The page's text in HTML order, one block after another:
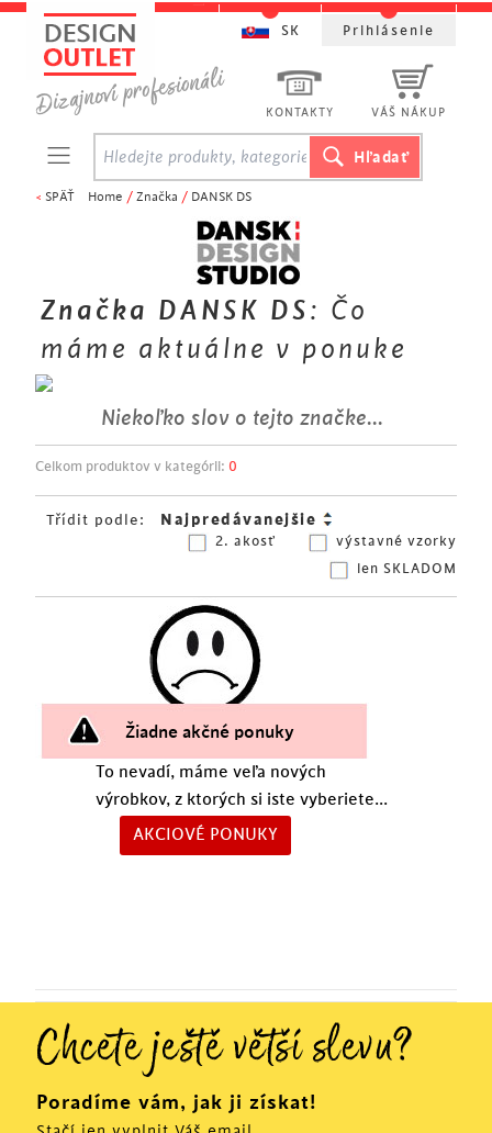
< SPÄŤ Home / Značka / DANSK DS
Značka DANSK DS: Čo
máme aktuálne v ponuke
Niekoľko slov o tejto značke...
Celkom produktov v kategórii: 0
Třídit podle:
výstavné vzorky
2. akosť
len SKLADOM
Žiadne akčné ponuky
To nevadí, máme veľa nových
výrobkov, z ktorých si iste vyberiete...
AKCIOVÉ PONUKY
KONTAKTY VÁŠ NÁKUP
SK Prihlásenie
Chcete ještě větší slevu?
Poradíme vám, jak ji získat!